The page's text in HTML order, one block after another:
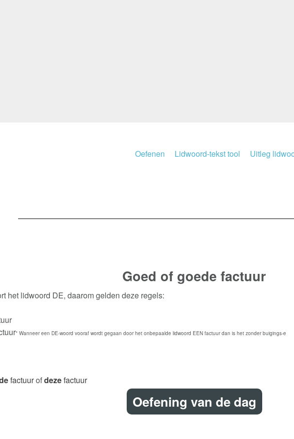
Oefenen Lidwoord-tekst tool Uitleg
Goed of goede factuur
het lidwoord DE, daarom gelden deze regels:
* Wanneer een DE-woord vooraf wordt gegaan door het onbepaalde lidwoord EEN factuur dan is het zonder buigings-e
factuurofdezefactuur
Oefening van de dag